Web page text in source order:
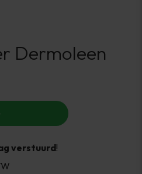
Account
Dermoleen
verstuurd!